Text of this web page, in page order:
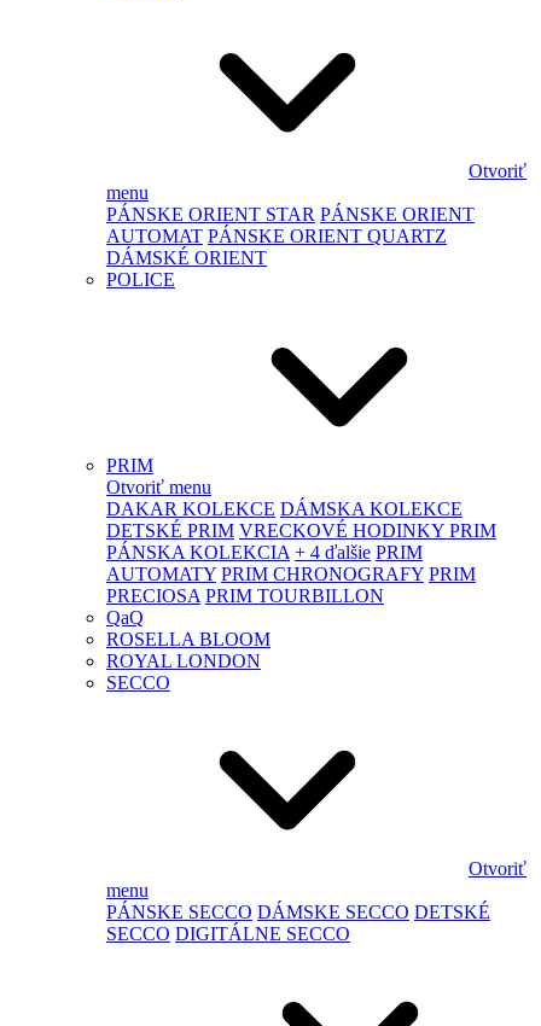
Otvoriť
menu
PÁNSKE ORIENT STAR PÁNSKE ORIENT
AUTOMAT PÁNSKE ORIENT QUARTZ
DÁMSKÉ ORIENT
POLICE
PRIM
Otvoriť menu
DAKAR KOLEKCE DÁMSKA KOLEKCE
DETSKÉ PRIM VRECKOVÉ HODINKY PRIM
PÁNSKA KOLEKCIA + 4 ďalšie PRIM
AUTOMATY PRIM CHRONOGRAFY PRIM
PRECIOSA PRIM TOURBILLON
QaQ
ROSELLA BLOOM
ROYAL LONDON
SECCO
Otvoriť
menu
PÁNSKE SECCO DÁMSKE SECCO DETSKÉ
SECCO DIGITÁLNE SECCO